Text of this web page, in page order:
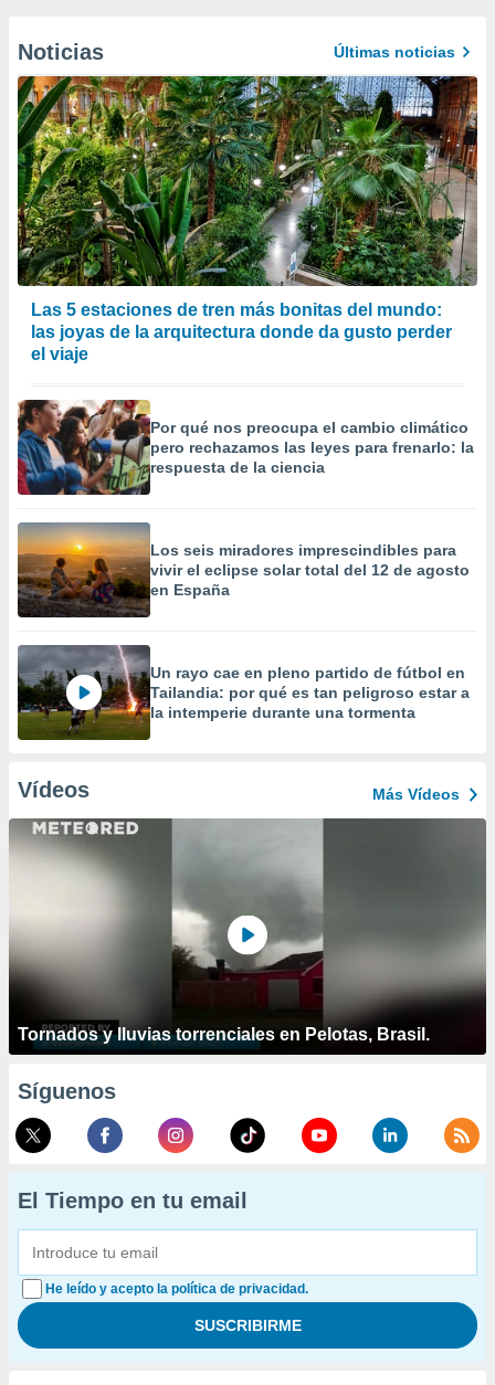
Noticias Últimas noticias
Las 5 estaciones de tren más bonitas del mundo:
las joyas de la arquitectura donde da gusto perder
el viaje
Por qué nos preocupa el cambio climático
pero rechazamos las leyes para frenarlo: la
respuesta de la ciencia
Los seis miradores imprescindibles para
vivir el eclipse solar total del 12 de agosto
en España
Un rayo cae en pleno partido de fútbol en
Tailandia: por qué es tan peligroso estar a
la intemperie durante una tormenta
Vídeos Más Vídeos
Tornados y lluvias torrenciales en Pelotas, Brasil.
Síguenos
El Tiempo en tu email
He leído y acepto la política de privacidad.